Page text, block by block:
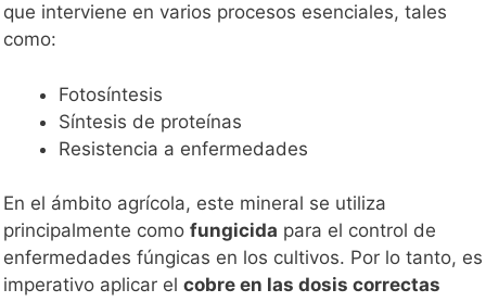
que interviene en varios procesos esenciales, tales
como:
Fotosíntesis
Síntesis de proteínas
Resistencia a enfermedades
En el ámbito agrícola, este mineral se utiliza
principalmente como fungicida para el control de
enfermedades fúngicas en los cultivos. Por lo tanto, es
imperativo aplicar el cobre en las dosis correctas